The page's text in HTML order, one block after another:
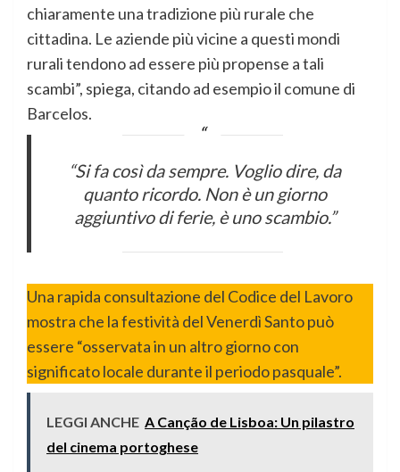
chiaramente una tradizione più rurale che
cittadina. Le aziende più vicine a questi mondi
rurali tendono ad essere più propense a tali
scambi”, spiega, citando ad esempio il comune di
Barcelos.
“Si fa così da sempre. Voglio dire, da
quanto ricordo. Non è un giorno
aggiuntivo di ferie, è uno scambio.”
Una rapida consultazione del Codice del Lavoro
mostra che la festività del Venerdì Santo può
essere “osservata in un altro giorno con
significato locale durante il periodo pasquale”.
LEGGI ANCHE A Canção de Lisboa: Un pilastro
del cinema portoghese